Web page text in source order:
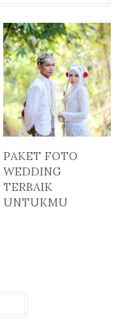
PAKET FOTO
WEDDING
TERBAIK
UNTUKMU